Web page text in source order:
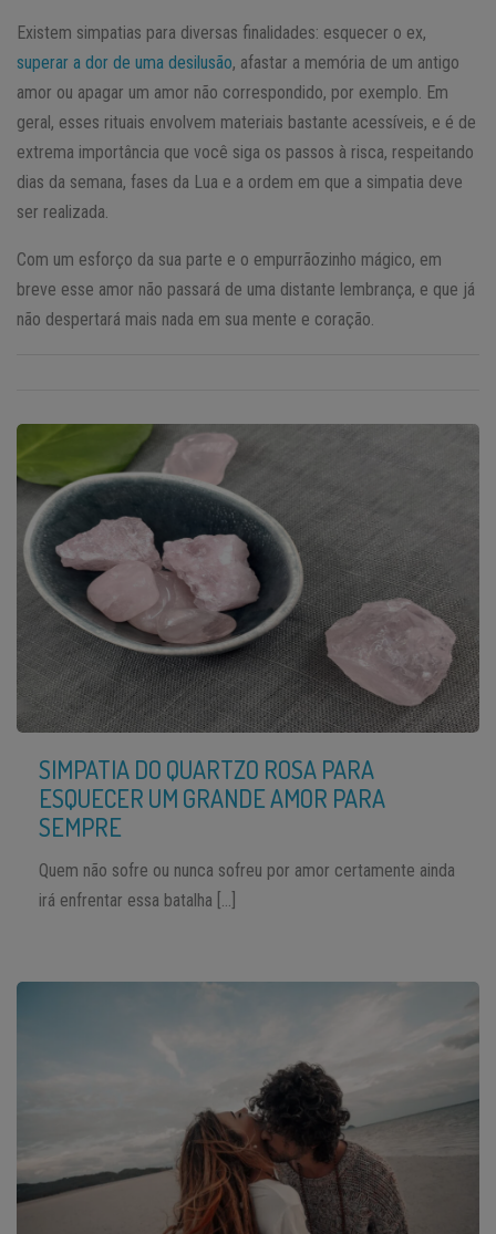
Existem simpatias para diversas finalidades: esquecer o ex,
superar a dor de uma desilusão, afastar a memória de um antigo
amor ou apagar um amor não correspondido, por exemplo. Em
geral, esses rituais envolvem materiais bastante acessíveis, e é de
extrema importância que você siga os passos à risca, respeitando
dias da semana, fases da Lua e a ordem em que a simpatia deve
ser realizada.
Com um esforço da sua parte e o empurrãozinho mágico, em
breve esse amor não passará de uma distante lembrança, e que já
não despertará mais nada em sua mente e coração.
SIMPATIA DO QUARTZO ROSA PARA
ESQUECER UM GRANDE AMOR PARA
SEMPRE
Quem não sofre ou nunca sofreu por amor certamente ainda
irá enfrentar essa batalha […]